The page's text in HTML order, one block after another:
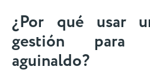
¿Por qué usar
gestión para
aguinaldo?